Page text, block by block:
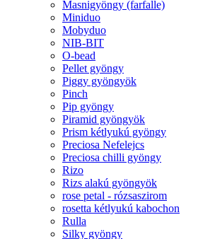
Masnigyöngy (farfalle)
Miniduo
Mobyduo
NIB-BIT
O-bead
Pellet gyöngy
Piggy gyöngyök
Pinch
Pip gyöngy
Piramid gyöngyök
Prism kétlyukú gyöngy
Preciosa Nefelejcs
Preciosa chilli gyöngy
Rizo
Rizs alakú gyöngyök
rose petal - rózsaszirom
rosetta kétlyukú kabochon
Rulla
Silky gyöngy